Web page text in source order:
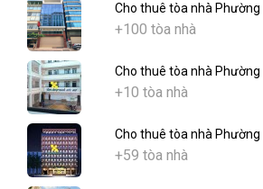
Cho thuê tòa nhà Phường
+100 tòa nhà
Cho thuê tòa nhà Phường
+10 tòa nhà
Cho thuê tòa nhà Phường
+59 tòa nhà